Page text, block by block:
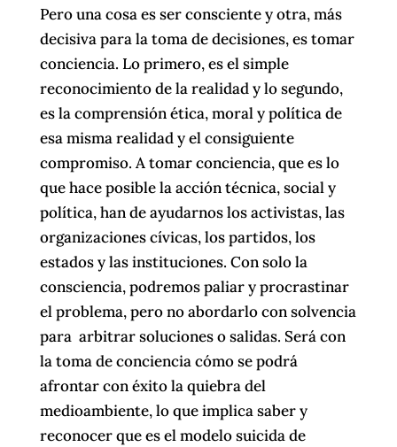
Pero una cosa es ser consciente y otra, más
decisiva para la toma de decisiones, es tomar
conciencia. Lo primero, es el simple
reconocimiento de la realidad y lo segundo,
es la comprensión ética, moral y política de
esa misma realidad y el consiguiente
compromiso. A tomar conciencia, que es lo
que hace posible la acción técnica, social y
política, han de ayudarnos los activistas, las
organizaciones cívicas, los partidos, los
estados y las instituciones. Con solo la
consciencia, podremos paliar y procrastinar
el problema, pero no abordarlo con solvencia
para arbitrar soluciones o salidas. Será con
la toma de conciencia cómo se podrá
afrontar con éxito la quiebra del
medioambiente, lo que implica saber y
reconocer que es el modelo suicida de